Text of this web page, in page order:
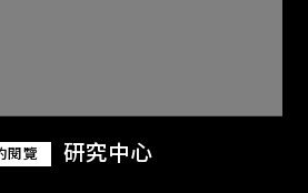
閱覽 研究中心
二十及二十一世紀視覺